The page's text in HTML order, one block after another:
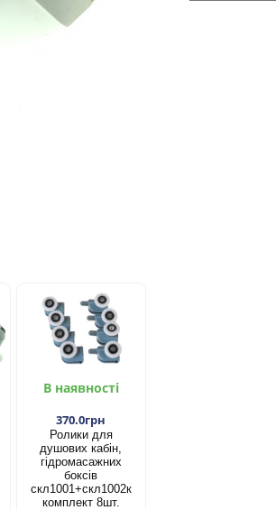
В наявності
370.0грн
Ролики для
душових кабін,
гідромасажних
боксів
скл1001+скл1002к
комплект 8шт.